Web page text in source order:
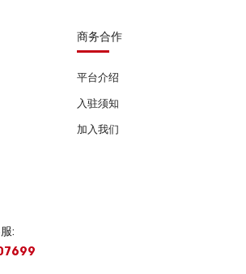
商务合作
平台介绍
入驻须知
加入我们
: